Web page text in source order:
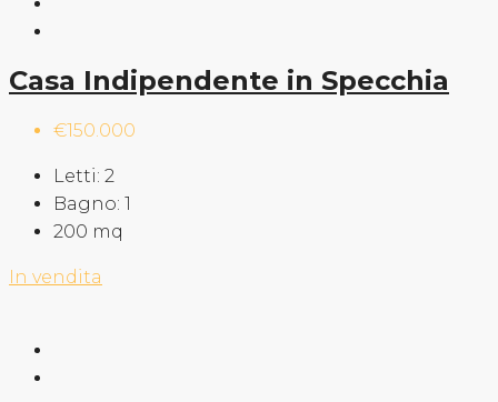
Casa Indipendente in Specchia
€150.000
Letti: 2
Bagno: 1
200 mq
In vendita